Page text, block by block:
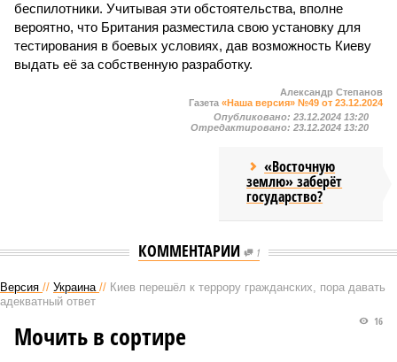
беспилотники. Учитывая эти обстоятельства, вполне
вероятно, что Британия разместила свою установку для
тестирования в боевых условиях, дав возможность Киеву
выдать её за собственную разработку.
Александр Степанов
Газета «Наша версия» №49 от 23.12.2024
Опубликовано: 23.12.2024 13:20
Отредактировано: 23.12.2024 13:20
«Восточную
землю» заберёт
государство?
КОММЕНТАРИИ 1
Версия // Украина // Киев перешёл к террору гражданских, пора давать
адекватный ответ
16
Мочить в сортире